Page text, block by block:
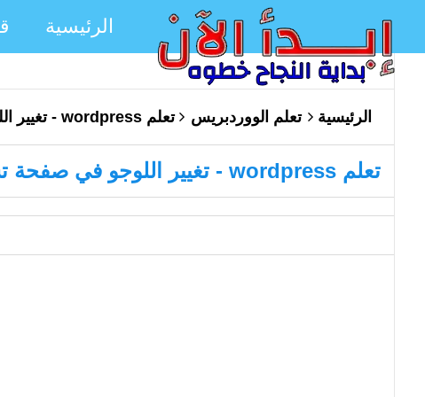
الرئيسية
الرئيسية تعلم الووردبريس تعلم wordpress - تغيير اللوجو في صفحة تسجيل الدخول
تعلم wordpress - تغيير اللوجو في صفحة تسجيل الدخول